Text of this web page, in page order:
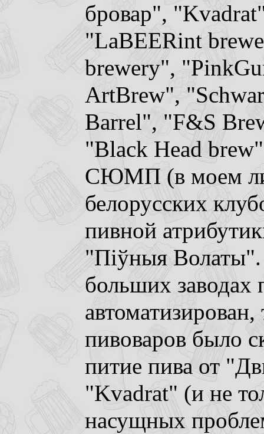
бровар",
"LaBEERint
brewery",
ArtBrew",
Barrel", "F&S
"Black Head
СЮМП (в моем
белорусских
пивной
"Пiўныя Волаты".
больших заводах
автоматизирован,
пивоваров было
питие пива от
"Kvadrat" (и не
насущных